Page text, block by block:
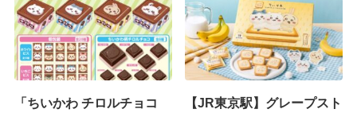
「ちいかわ チロルチョコ
【JR東京駅】グレープスト